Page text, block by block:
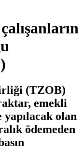
(TZOB)
emekli
olan
ödemeden